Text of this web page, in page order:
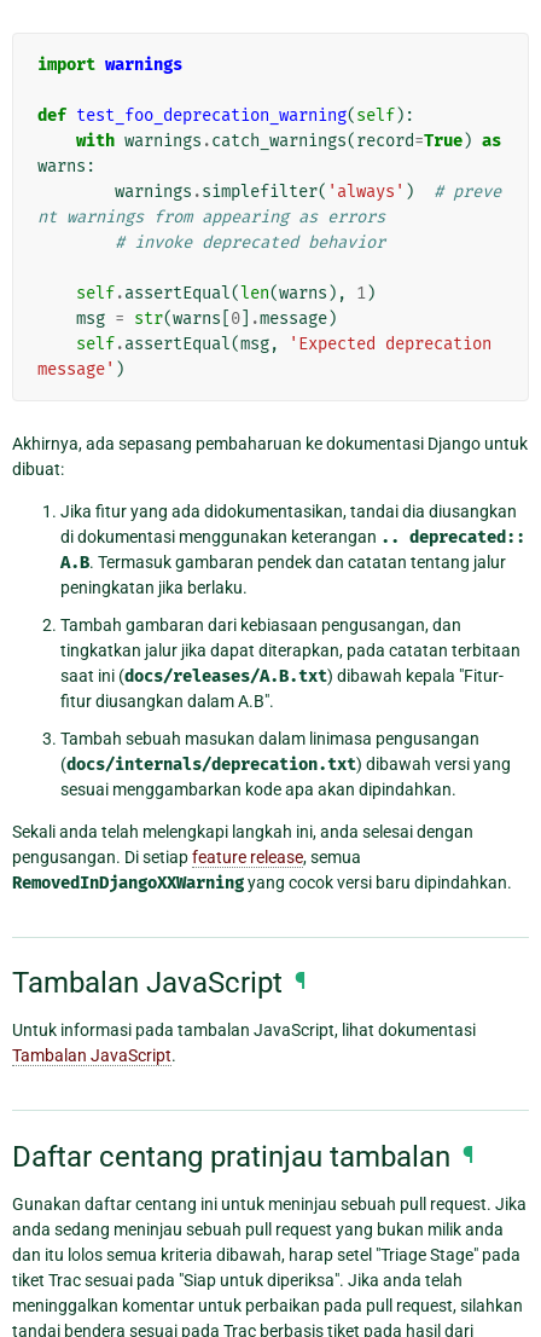
import warnings
def test_foo_deprecation_warning(self):
with warnings .catch_warnings(record=True) as
warns :
warnings .simplefilter( 'always' )
# preve
nt warnings from appearing as errors
# invoke deprecated behavior
self.assertEqual(len(warns ), 1)
msg = str(warns 0 .message)
self.assertEqual(msg,
'Expected deprecation
message' )
Akhirnya, ada sepasang pembaharuan ke dokumentasi Django untuk
dibuat:
Jika fitur yang ada didokumentasikan, tandai dia diusangkan
di dokumentasi menggunakan keterangan .. deprecated::
A.B. Termasuk gambaran pendek dan catatan tentang jalur
peningkatan jika berlaku.
Tambah gambaran dari kebiasaan pengusangan, dan
tingkatkan jalur jika dapat diterapkan, pada catatan terbitaan
saat ini (docs/releases/A.B.txt) dibawah kepala "Fitur-
fitur diusangkan dalam A.B".
Tambah sebuah masukan dalam linimasa pengusangan
(docs/internals/deprecation.txt) dibawah versi yang
sesuai menggambarkan kode apa akan dipindahkan.
Sekali anda telah melengkapi langkah ini, anda selesai dengan
pengusangan. Di setiapfeature release, semua
RemovedInDjangoXXWarningyang cocok versi baru dipindahkan.
Tambalan JavaScript ¶
Untuk informasi pada tambalan JavaScript, lihat dokumentasi
Tambalan JavaScript.
Daftar centang pratinjau tambalan ¶
Gunakan daftar centang ini untuk meninjau sebuah pull request. Jika
anda sedang meninjau sebuah pull request yang bukan milik anda
dan itu lolos semua kriteria dibawah, harap setel "Triage Stage" pada
tiket Trac sesuai pada "Siap untuk diperiksa". Jika anda telah
meninggalkan komentar untuk perbaikan pada pull request, silahkan
tandai bendera sesuai pada Trac berbasis tiket pada hasil dari